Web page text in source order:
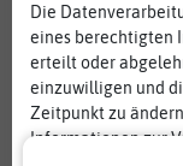
Die
eines berechtigten
erteilt oder
einzuwilligen und
Zeitpunkt zu
Informationen zur